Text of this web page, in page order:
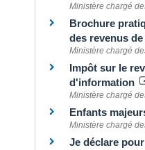
Ministère chargé
Brochure
des revenus de
Ministère chargé
Impôt sur le
d'information
Ministère chargé
Enfants
Ministère chargé
Je déclare